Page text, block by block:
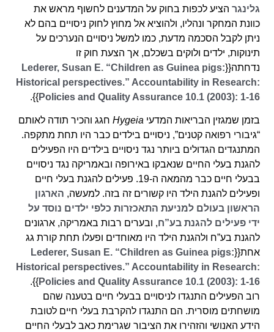
גלינגר הציע לכפות בחוק על המדענים לחשוף מראש את
כוונת המחקר ונהליו, ולהוציא אל מחוץ לחוק ניסויים בהם לא
ניתן לקבל הסכמה מדעת, כמו למשל ניסויים הנערכים על
תינוקות, ילדים ולוקים בשכלם, אך הצעת חוק זו
נדחתה{{Lederer, Susan E. “Children as Guinea pigs:
Historical perspectives.” Accountability in Research:
Policies and Quality Assurance 10.1 (2003): 1-16
}}.
בזמן שמגזין הבריאות המדעי Hygeia חגג והכיר תודה לאותם
“גיבורי רפואה קטנים”, ניסויים בילדים כבר היו תחת מתקפה.
המתנגדים הגדולים ביותר נגד ניסויים בילדים היו הפעילים
להגנת בעלי החיים שנאבקו באירופה ובאמריקה נגד ניסויים
בבעלי חיים כבר מהמאה ה-19. פעילים להגנת בעלי חיים
ופעילים להגנת הילד היו קשורים זה בזה. למעשה, הארגון
הראשון בעולם למניעת התאכזרות כלפי ילדים נוסד על
ידי פעילים להגנת בע”ח, ובערים רבות באמריקה, ארגונים
להגנת בע”ח ולהגנת הילד היו מאוחדים ופעלו תחת קורת גג
אחת{{Lederer, Susan E. “Children as Guinea pigs:
Historical perspectives.” Accountability in Research:
Policies and Quality Assurance 10.1 (2003): 1-16
}}.
רוב הפעילים התנגדו לניסויים בבעלי חיים בטענה שהם
מושחתים מוסרית. הם התנגדו להקרבת בעלי חיים לטובת
הידע האנושי והזהירו את הציבור שגרימת כאב לבעלי החיים